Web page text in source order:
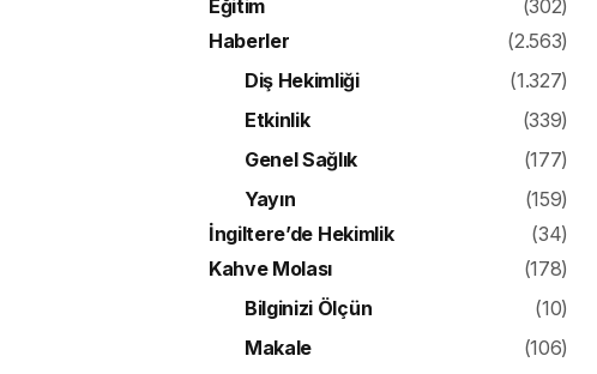
Eğitim
(302)
Haberler
(2.563)
Diş Hekimliği
(1.327)
Etkinlik
(339)
Genel Sağlık
(177)
Yayın
(159)
İngiltere’de Hekimlik
(34)
Kahve Molası
(178)
Bilginizi Ölçün
(10)
Makale
(106)